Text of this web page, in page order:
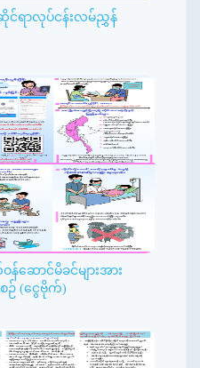
င်ရာလုပ်ငန်းလမ်ညွှန်
ဆောင်မိခင်များအား
ဉ် (ငွေဗိုက်)